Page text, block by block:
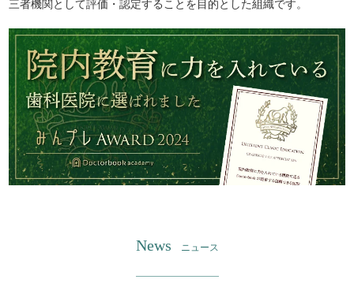
三者機関として評価・認定することを目的とした組織です。
News ニュース